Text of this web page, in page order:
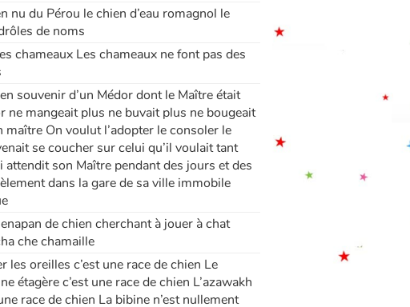
du Pérou le chien d’eau romagnol le
de noms
chameaux Les chameaux ne font pas des
souvenir d’un Médor dont le Maître était
ne mangeait plus ne buvait plus ne bougeait
On voulut l’adopter le consoler le
se coucher sur celui qu’il voulait tant
attendit son Maître pendant des jours et des
dans la gare de sa ville immobile
de chien cherchant à jouer à chat
che chamaille
les oreilles c’est une race de chien Le
étagère c’est une race de chien L’azawakh
race de chien La bibine n’est nullement